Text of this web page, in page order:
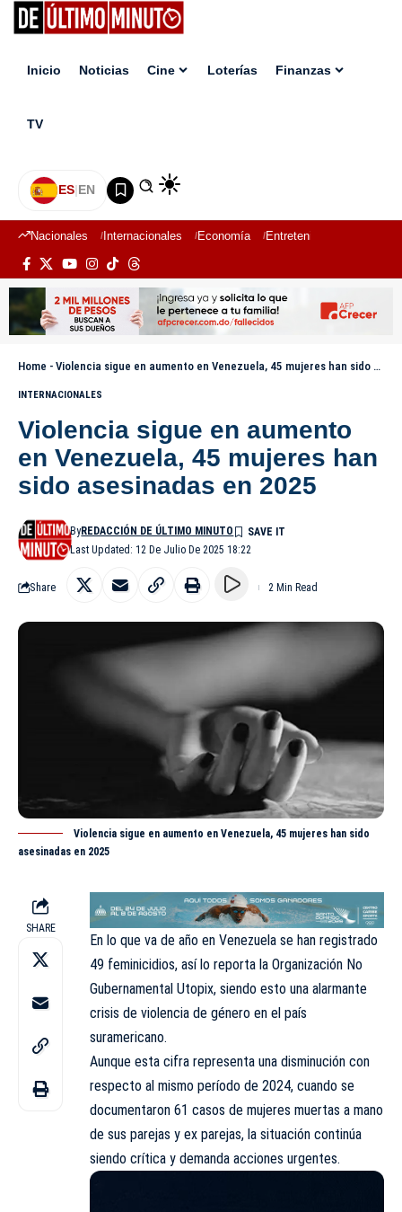
Inicio Noticias Cine Loterías Finanzas
TV
ES|EN
Nacionales Internacionales Economía Entretenimiento
Home - Violencia sigue en aumento en Venezuela, 45 mujeres han sido asesinadas en 2025
INTERNACIONALES
Violencia sigue en aumento
en Venezuela, 45 mujeres han
sido asesinadas en 2025
Last Updated: 12 De Julio De 2025 18:22
ByREDACCIÓN DE ÚLTIMO MINUTO
Share 2 Min Read
Violencia sigue en aumento en Venezuela, 45 mujeres han sido
asesinadas en 2025
SHARE
En lo que va de año en Venezuela se han registrado
49 feminicidios, así lo reporta la Organización No
Gubernamental Utopix, siendo esto una alarmante
crisis de violencia de género en el país
suramericano.
Aunque esta cifra representa una disminución con
respecto al mismo período de 2024, cuando se
documentaron 61 casos de mujeres muertas a mano
de sus parejas y ex parejas, la situación continúa
siendo crítica y demanda acciones urgentes.